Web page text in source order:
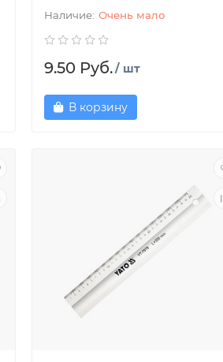
Очень мало
9.50 Руб./ шт
В корзину